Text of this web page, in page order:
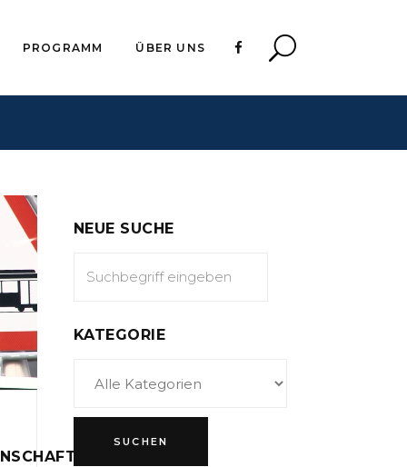
PROGRAMM ÜBER UNS
NEUE SUCHE
KATEGORIE